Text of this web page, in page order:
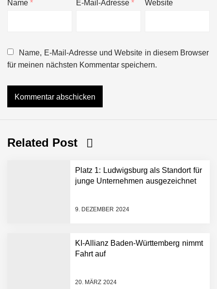
Name* E-Mail-Adresse* Website
Name, E-Mail-Adresse und Website in diesem Browser
für meinen nächsten Kommentar speichern.
Related Post
Platz 1: Ludwigsburg als Standort für
junge Unternehmen ausgezeichnet
9. DEZEMBER 2024
KI-Allianz Baden-Württemberg nimmt
Fahrt auf
20. MÄRZ 2024
NEURA Robotics gibt
Dollar bekannt, um den